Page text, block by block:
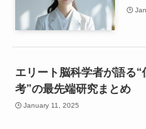
エリート脳科学者が語る“
考”の最先端研究まとめ
January 11, 2025